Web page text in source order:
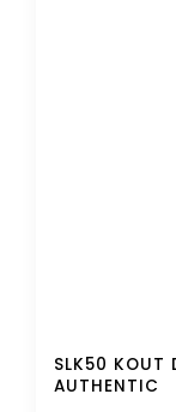
SLK50 KOUT
AUTHENTIC